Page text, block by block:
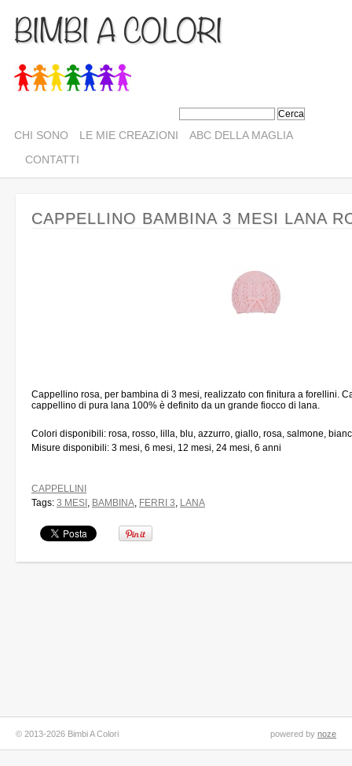
BIMBI A COLORI
CHI SONO LE MIE CREAZIONI
ABC DELLA MAGLIA
CONTATTI
CAPPELLINO BAMBINA 3 MESI LANA
Cappellino rosa, per bambina di 3 mesi, realizzato con finitura a forellini.
cappellino di pura lana 100% è definito da un grande fiocco di lana.
Colori disponibili: rosa, rosso, lilla, blu, azzurro, giallo, rosa, salmone,
Misure disponibili: 3 mesi, 6 mesi, 12 mesi, 24 mesi, 6 anni
CAPPELLINI
Tags: 3 MESI , BAMBINA, FERRI 3, LANA
© 2013-2026 Bimbi A Colori powered by noze